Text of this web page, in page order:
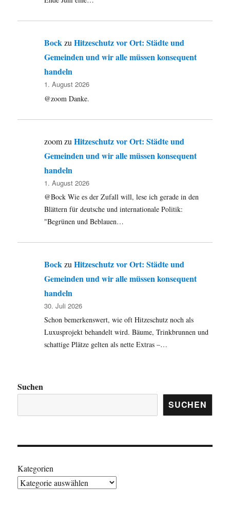
BockzuHitzeschutz vor Ort: Städte und
Gemeinden und wir alle müssen konsequent
handeln
1. August 2026
@zoom Danke.
zoomzuHitzeschutz vor Ort: Städte und
Gemeinden und wir alle müssen konsequent
handeln
1. August 2026
@Bock Wie es der Zufall will, lese ich gerade in den
Blättern für deutsche und internationale Politik:
"Begrünen und Beblauen…
Bock zuHitzeschutz vor Ort: Städte und
Gemeinden und wir alle müssen konsequent
handeln
30. Juli 2026
Schon bemerkenswert, wie oft Hitzeschutz noch als
Luxusprojekt behandelt wird. Bäume, Trinkbrunnen und
schattige Plätze gelten als nette Extras –…
Suchen
SUCHEN
Kategorien